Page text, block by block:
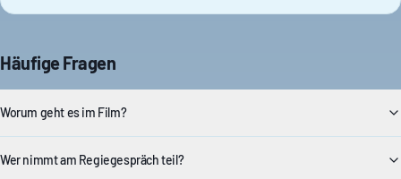
Häufige Fragen
Worum geht es im Film?
Wer nimmt am Regiegespräch teil?